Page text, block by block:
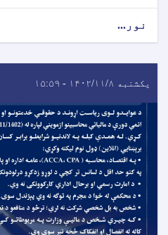
نور...
یکشنبه ۱۴۰۲/۱۱/۸ - ۱۵:۵۹